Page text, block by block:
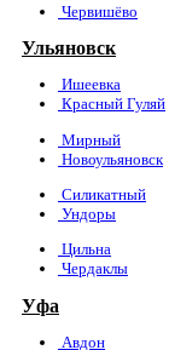
Червишёво
Ульяновск
Ишеевка
Красный Гуляй
Мирный
Новоульяновск
Силикатный
Ундоры
Цильна
Чердаклы
Уфа
Авдон